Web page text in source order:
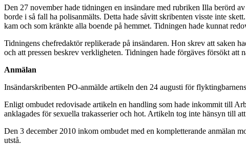
Den 27 november hade tidningen en insändare med rubriken Illa berörd
borde i så fall ha polisanmälts. Detta hade såvitt skribenten visste inte
kam och som kränkte alla boende på hemmet. Tidningen hade kunnat
Tidningens chefredaktör replikerade på insändaren. Hon skrev att saken
och att pressen beskrev verkligheten. Tidningen hade förgäves försökt att
Anmälan
Insändarskribenten PO-anmälde artikeln den 24 augusti för
Enligt ombudet redovisade artikeln en handling som hade inkommit till
anklagades för sexuella trakasserier och hot. Artikeln tog inte hänsyn till
Den 3 december 2010 inkom ombudet med en kompletterande anmälan
utstå.